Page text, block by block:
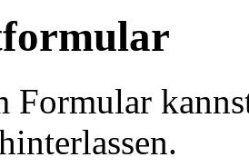
Formular